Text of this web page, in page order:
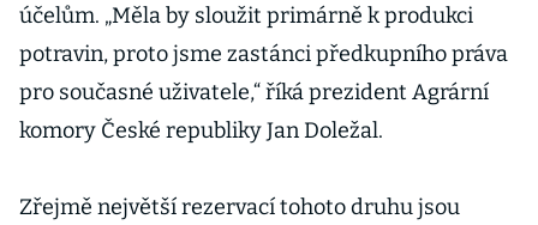
referendum
účelům. „Měla by sloužit primárně k produkci
potravin, proto jsme zastánci předkupního práva
pro současné uživatele,“ říká prezident Agrární
komory České republiky Jan Doležal.
Zřejmě největší rezervací tohoto druhu jsou